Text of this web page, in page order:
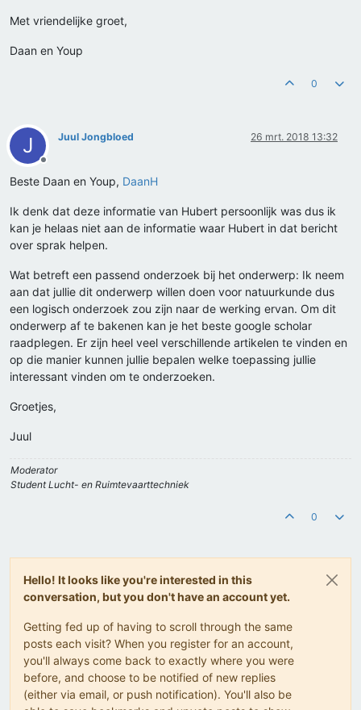
Met vriendelijke groet,
Daan en Youp
0
J
Offline
Juul Jongbloed 26 mrt. 2018 13:32
Beste Daan en Youp, DaanH
Ik denk dat deze informatie van Hubert persoonlijk was dus ik
kan je helaas niet aan de informatie waar Hubert in dat bericht
over sprak helpen.
Wat betreft een passend onderzoek bij het onderwerp: Ik neem
aan dat jullie dit onderwerp willen doen voor natuurkunde dus
een logisch onderzoek zou zijn naar de werking ervan. Om dit
onderwerp af te bakenen kan je het beste google scholar
raadplegen. Er zijn heel veel verschillende artikelen te vinden en
op die manier kunnen jullie bepalen welke toepassing jullie
interessant vinden om te onderzoeken.
Groetjes,
Juul
Moderator
Student Lucht- en Ruimtevaarttechniek
0
Hello! It looks like you're interested in this
conversation, but you don't have an account yet.
Getting fed up of having to scroll through the same
posts each visit? When you register for an account,
you'll always come back to exactly where you were
before, and choose to be notified of new replies
(either via email, or push notification). You'll also be